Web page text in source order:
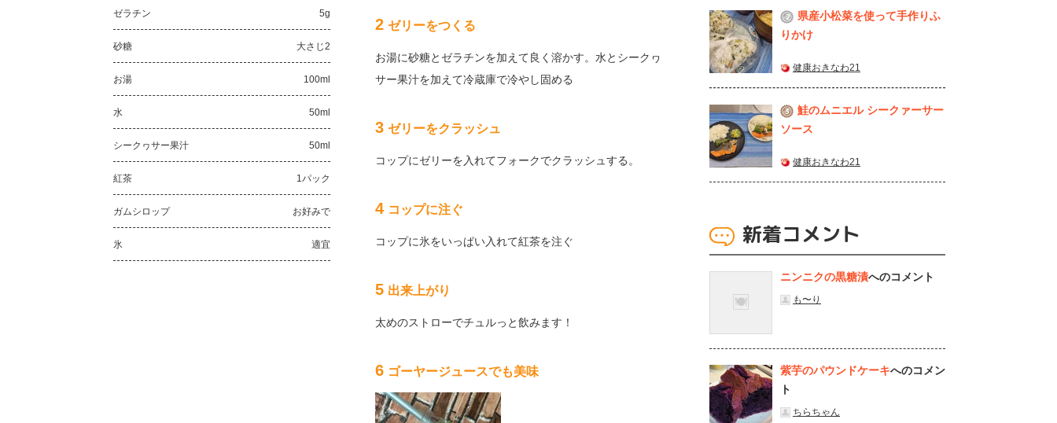
ゼラチン 5g
砂糖 大さじ2
お湯 100ml
水 50ml
シークヮサー果汁 50ml
紅茶 1パック
ガムシロップ お好みで
氷 適宜
2 ゼリーをつくる
お湯に砂糖とゼラチンを加えて良く溶かす。水とシークヮ
サー果汁を加えて冷蔵庫で冷やし固める
3 ゼリーをクラッシュ
コップにゼリーを入れてフォークでクラッシュする。
4 コップに注ぐ
コップに氷をいっぱい入れて紅茶を注ぐ
5 出来上がり
太めのストローでチュルっと飲みます！
6 ゴーヤージュースでも美味
2
県産⼩松菜を使って⼿作りふ
りかけ
健康おきなわ21
3
鮭のムニエル シークァーサー
ソース
健康おきなわ21
新着コメント
ニンニクの黒糖漬へのコメント
も〜り
紫芋のパウンドケーキへのコメン
ト
ちらちゃん